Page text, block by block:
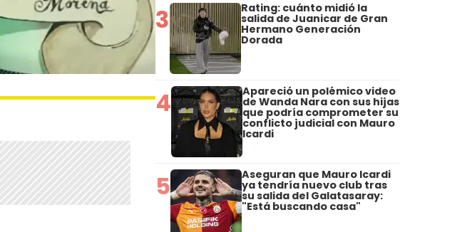
3 Rating: cuánto midió la
salida de Juanicar de Gran
Hermano Generación
Dorada
4 Apareció un polémico video
de Wanda Nara con sus hijas
que podría comprometer su
conflicto judicial con Mauro
Icardi
5 Aseguran que Mauro Icardi
ya tendría nuevo club tras
su salida del Galatasaray:
"Está buscando casa"